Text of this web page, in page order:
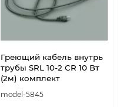
Греющий кабель внутрь
трубы SRL 10-2 CR 10 Вт
(2м) комплект
model-5845